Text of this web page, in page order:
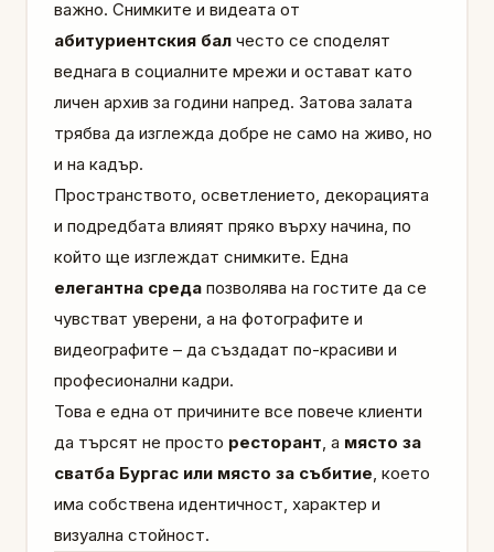
важно. Снимките и видеата от
абитуриентския бал често се споделят
веднага в социалните мрежи и остават като
личен архив за години напред. Затова залата
трябва да изглежда добре не само на живо, но
и на кадър.
Пространството, осветлението, декорацията
и подредбата влияят пряко върху начина, по
който ще изглеждат снимките. Една
елегантна среда позволява на гостите да се
чувстват уверени, а на фотографите и
видеографите – да създадат по-красиви и
професионални кадри.
Това е една от причините все повече клиенти
да търсят не просто ресторант, а място за
сватба Бургас или място за събитие, което
има собствена идентичност, характер и
визуална стойност.